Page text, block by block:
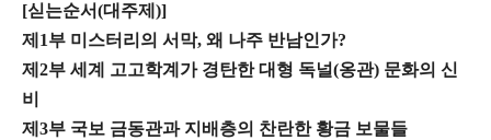
[싣는순서(대주제)]
제1부 미스터리의 서막, 왜 나주 반남인가?
제2부 세계 고고학계가 경탄한 대형 독널(옹관) 문화의 신
비
제3부 국보 금동관과 지배층의 찬란한 황금 보물들